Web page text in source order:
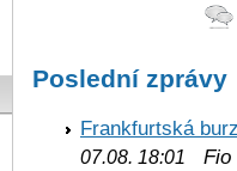
Poslední zprávy
Frankfurtská
07.08. 18:01
Fio